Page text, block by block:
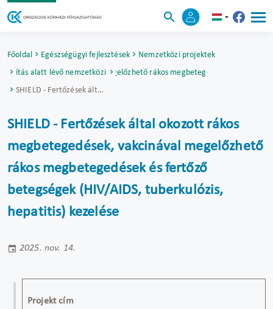
Főoldal Egészségügyi fejlesztések
Nemzetközi projektek
alatt lévő nemzetközi projektek
vakcinával megelőzhető rákos megbetegedések és
SHIELD - Fertőzések által okozott rákos megbetegedések, vakcinával megelőzhető rákos megbetegedések és fertőző betegségek (HIV/AIDS, tuberkulózis, hepatitis) kezelése
SHIELD - Fertőzések által okozott rákos
megbetegedések, vakcinával megelőzhető
rákos megbetegedések és fertőző
betegségek (HIV/AIDS, tuberkulózis,
hepatitis) kezelése
2025. nov. 14.
Projekt cím